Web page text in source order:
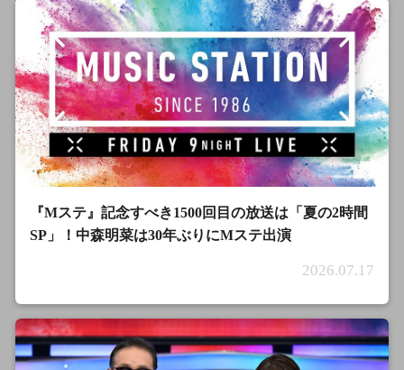
『Mステ』記念すべき1500回目の放送は「夏の2時間
SP」！中森明菜は30年ぶりにMステ出演
2026.07.17